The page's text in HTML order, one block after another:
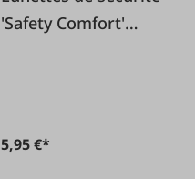
'Safety Comfort'
5,95 €*